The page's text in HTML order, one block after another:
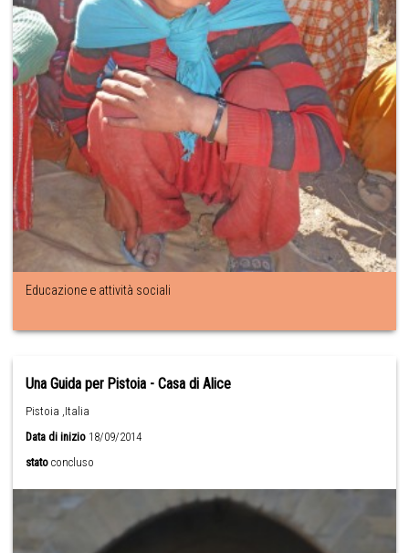
Educazione e attività sociali
Una Guida per Pistoia - Casa di Alice
Pistoia ,Italia
Data di inizio 18/09/2014
stato concluso